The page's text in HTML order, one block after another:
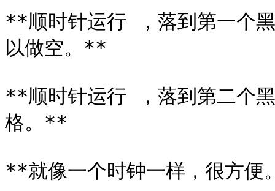
**顺时针运行 ，落到第一个
以做空。**
**顺时针运行 ，落到第二个
格。**
**就像一个时钟一样，很方便